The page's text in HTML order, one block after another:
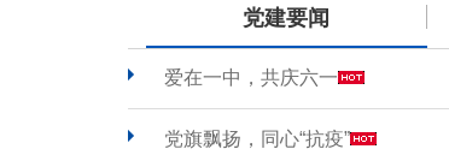
党建要闻
爱在一中，共庆六一
党旗飘扬，同心“抗疫”